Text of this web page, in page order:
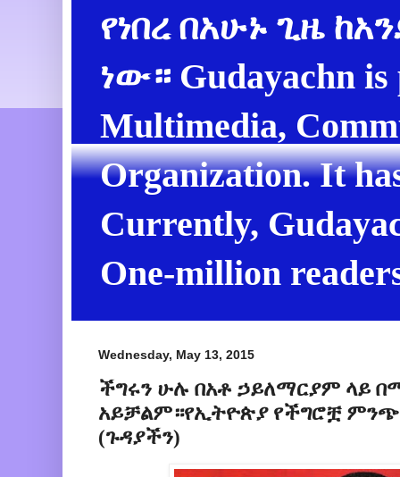
የነበረ በአሁኑ ጊዜ
ነው። Gudayachn is
Multimedia,
Organization. It
Currently,
One-million
Wednesday, May 13, 2015
ችግሩን ሁሉ በአቶ ኃይለማርያም ላይ
አይቻልም።የኢትዮጵያ የችግሮቿ ምንጭ
(ጉዳያችን)